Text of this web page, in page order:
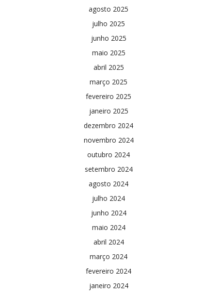
agosto 2025
julho 2025
junho 2025
maio 2025
abril 2025
março 2025
fevereiro 2025
janeiro 2025
dezembro 2024
novembro 2024
outubro 2024
setembro 2024
agosto 2024
julho 2024
junho 2024
maio 2024
abril 2024
março 2024
fevereiro 2024
janeiro 2024